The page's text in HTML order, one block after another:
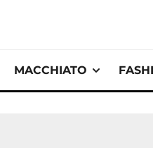
MACCHIATO